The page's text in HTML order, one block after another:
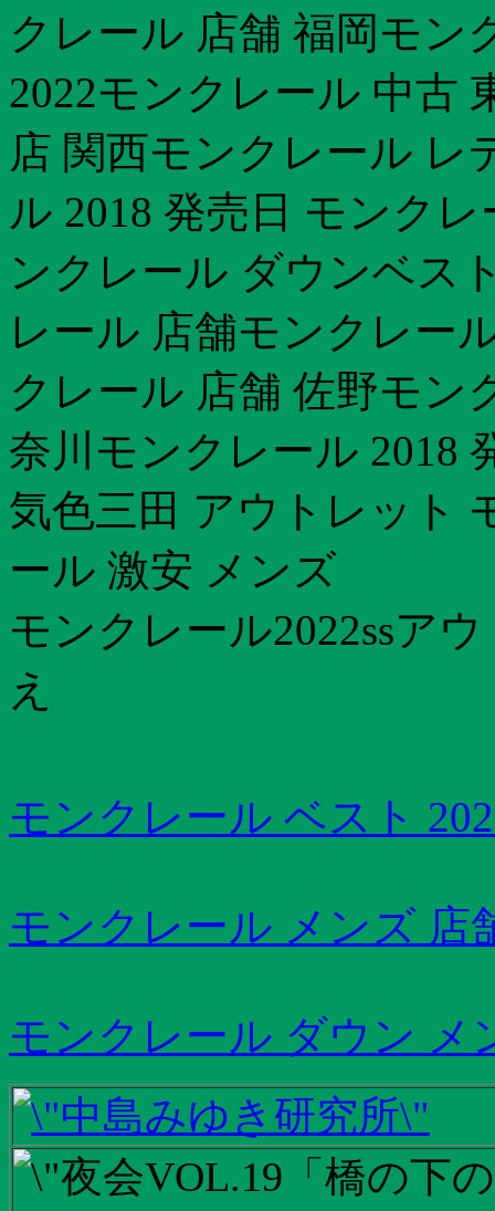
クレール 店舗 福岡モン
2022モンクレール 中古
店 関西モンクレール レ
ル 2018 発売日 モンク
ンクレール ダウンベス
レール 店舗モンクレー
クレール 店舗 佐野モン
奈川モンクレール 2018
気色三田 アウトレット
ール 激安 メンズ
モンクレール2022ssア
え
モンクレール ベスト
モンクレール メンズ 店
モンクレール ダウン メ